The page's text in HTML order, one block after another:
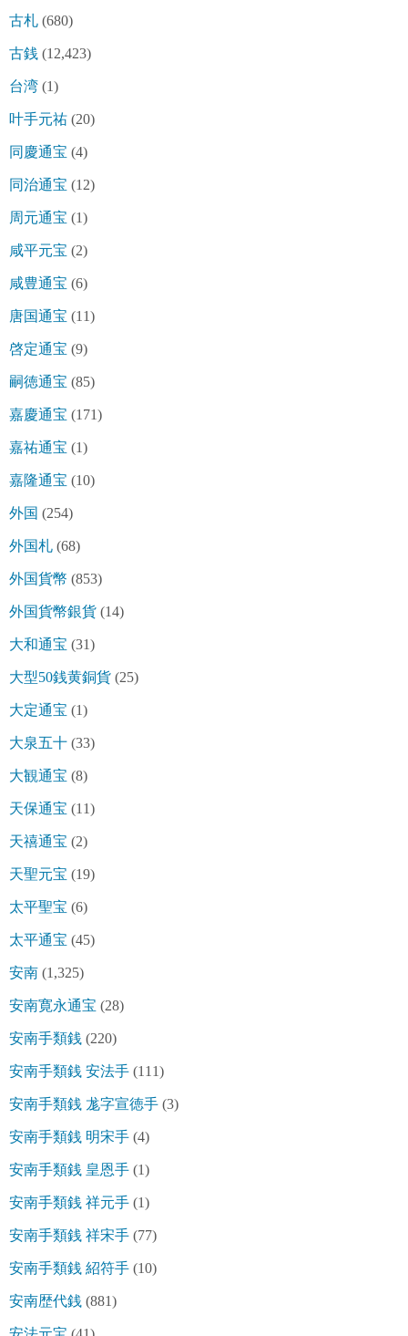
古札 (680)
古銭 (12,423)
台湾 (1)
叶手元祐 (20)
同慶通宝 (4)
同治通宝 (12)
周元通宝 (1)
咸平元宝 (2)
咸豊通宝 (6)
唐国通宝 (11)
啓定通宝 (9)
嗣徳通宝 (85)
嘉慶通宝 (171)
嘉祐通宝 (1)
嘉隆通宝 (10)
外国 (254)
外国札 (68)
外国貨幣 (853)
外国貨幣銀貨 (14)
大和通宝 (31)
大型50銭黄銅貨 (25)
大定通宝 (1)
大泉五十 (33)
大観通宝 (8)
天保通宝 (11)
天禧通宝 (2)
天聖元宝 (19)
太平聖宝 (6)
太平通宝 (45)
安南 (1,325)
安南寛永通宝 (28)
安南手類銭 (220)
安南手類銭 安法手 (111)
安南手類銭 尨字宣徳手 (3)
安南手類銭 明宋手 (4)
安南手類銭 皇恩手 (1)
安南手類銭 祥元手 (1)
安南手類銭 祥宋手 (77)
安南手類銭 紹符手 (10)
安南歴代銭 (881)